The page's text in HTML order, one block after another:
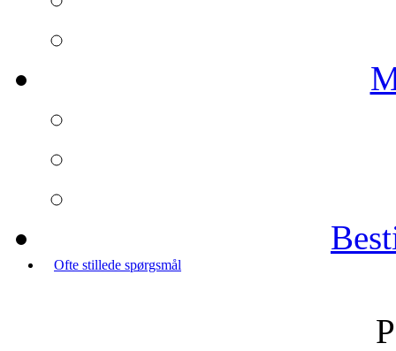
Ofte stillede spørgsmål